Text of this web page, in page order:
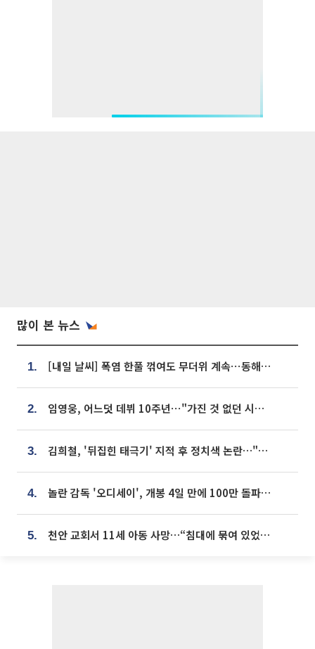
많이 본 뉴스
1. [내일 날씨] 폭염 한풀 꺾여도 무더위 계속⋯동해안 이틀 연속 비
2. 임영웅, 어느덧 데뷔 10주년⋯"가진 것 없던 시절, 내 앞엔 20명의 팬뿐"
3. 김희철, '뒤집힌 태극기' 지적 후 정치색 논란…"좌우 떠나 우리나라 국기"
4. 놀란 감독 '오디세이', 개봉 4일 만에 100만 돌파⋯'왕사남' 보다 빠르다
5. 천안 교회서 11세 아동 사망…“침대에 묶여 있었다” 진술 확보